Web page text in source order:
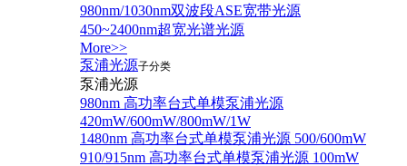
980nm/1030nm双波段ASE宽带光源
450~2400nm超宽光谱光源
More>>
泵浦光源子分类
泵浦光源
980nm 高功率台式单模泵浦光源
420mW/600mW/800mW/1W
1480nm 高功率台式单模泵浦光源 500/600mW
910/915nm 高功率台式单模泵浦光源 100mW